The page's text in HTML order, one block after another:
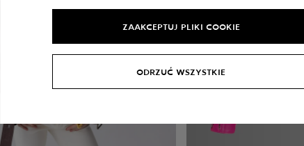
ZAAKCEPTUJ PLIKI COOKIE
ODRZUĆ WSZYSTKIE